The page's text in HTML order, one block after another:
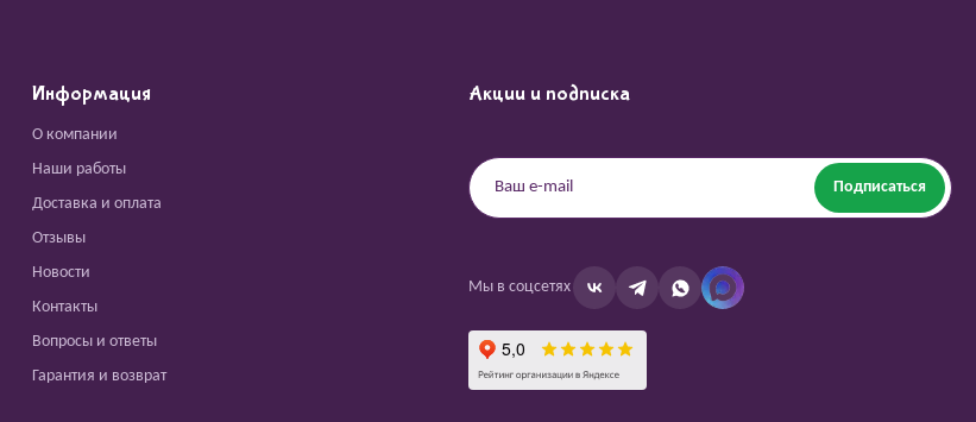
Информация
О компании
Наши работы
Доставка и оплата
Отзывы
Новости
Контакты
Вопросы и ответы
Гарантия и возврат
Акции и подписка
Подписаться
Мы в соцсетях